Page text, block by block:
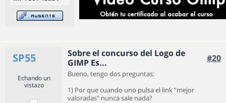
SP55
Sobre el concurso del Logo de
GIMP Es...
#20
Echando un
vistazo
Bueno, tengo dos preguntas:
1) Por que cuando uno pulsa el link "mejor
valoradas" nunca sale nada?